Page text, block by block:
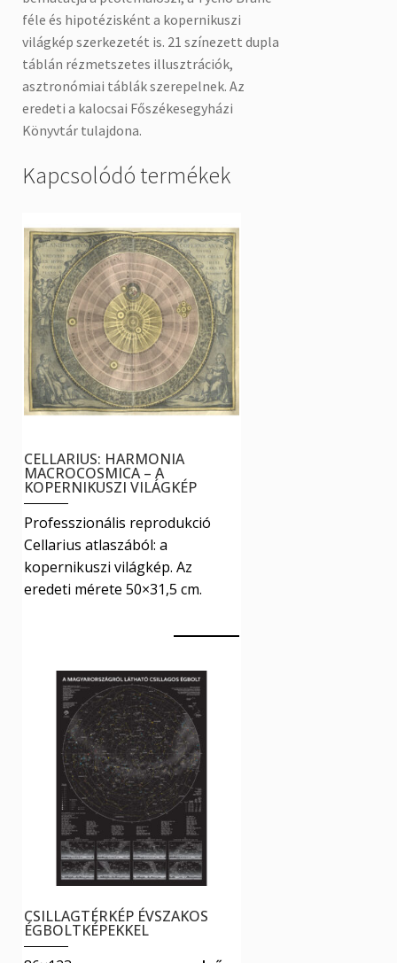
féle és hipotézisként a kopernikuszi
világkép szerkezetét is. 21 színezett dupla
táblán rézmetszetes illusztrációk,
asztronómiai táblák szerepelnek. Az
eredeti a kalocsai Főszékesegyházi
Könyvtár tulajdona.
Kapcsolódó termékek
CELLARIUS: HARMONIA
MACROCOSMICA – A
KOPERNIKUSZI VILÁGKÉP
Professzionális reprodukció
Cellarius atlaszából: a
kopernikuszi világkép. Az
eredeti mérete 50×31,5 cm.
a
terméknek
több
variációja
van.
A
változatok
a
termékoldalon
választhatók
ki
CSILLAGTÉRKÉP ÉVSZAKOS
ÉGBOLTKÉPEKKEL